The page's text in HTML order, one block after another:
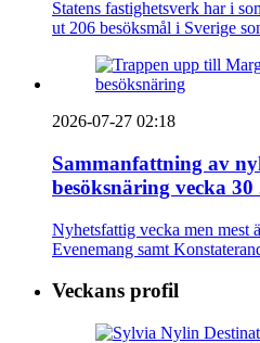
Statens fastighetsverk har i
ut 206 besöksmål i Sverige
2026-07-27 02:18
Sammanfattning av
besöksnäring vecka 30
Nyhetsfattig vecka men mest
Evenemang samt
Veckans profil